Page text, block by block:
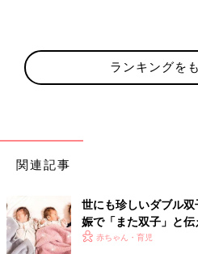
ランキングを
関連記事
世にも珍しいダブル
娠で「また双子」と
安が巡り…!?【体験談】
赤ちゃん・育児